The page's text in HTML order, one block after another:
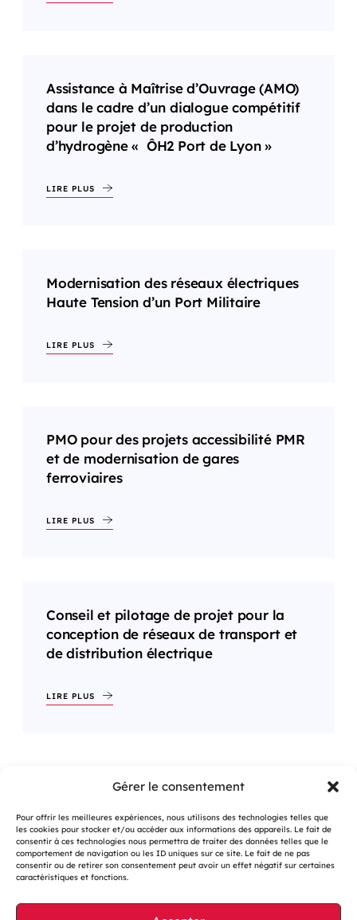
Gérer le consentement
Pour offrir les meilleures expériences, nous utilisons des technologies telles que
les cookies pour stocker et/ou accéder aux informations des appareils. Le fait de
consentir à ces technologies nous permettra de traiter des données telles que le
comportement de navigation ou les ID uniques sur ce site. Le fait de ne pas
consentir ou de retirer son consentement peut avoir un effet négatif sur certaines
caractéristiques et fonctions.
Assistance à Maîtrise d’Ouvrage (AMO)
dans le cadre d’un dialogue compétitif
pour le projet de production
d’hydrogène « ÔH2 Port de Lyon »
LIRE PLUS
Modernisation des réseaux électriques
Haute Tension d’un Port Militaire
LIRE PLUS
PMO pour des projets accessibilité PMR
et de modernisation de gares
ferroviaires
LIRE PLUS
Conseil et pilotage de projet pour la
conception de réseaux de transport et
de distribution électrique
LIRE PLUS